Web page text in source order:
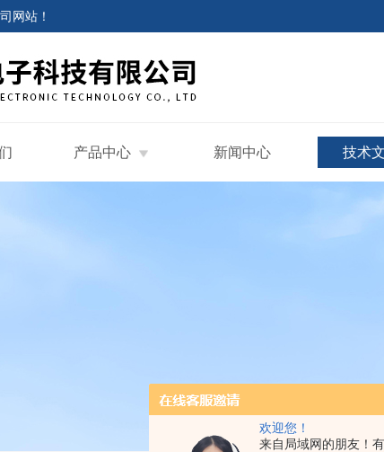
欢迎您！
来自局域网的朋友！
网站 ！
产品中心 新闻中心 技术